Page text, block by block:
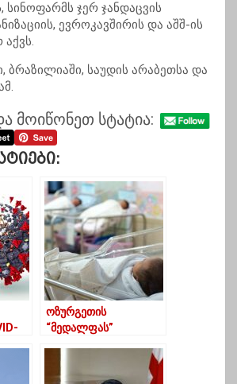
სინოფარმს ჯერ ჯანდაცვის
ევროკავშირის და აშშ-ის
ბრაზილიაში, საუდის არაბეთსა და
.
მოიწონეთ სტატია:
ოზურგეთის
“მედალფას”
კოვიდინფიცირებულმ
ა ქალმა იმშობიარა